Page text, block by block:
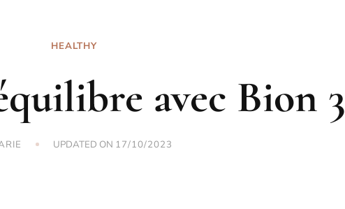
HEALTHY
avec Bion 3
UPDATED ON 17/10/2023